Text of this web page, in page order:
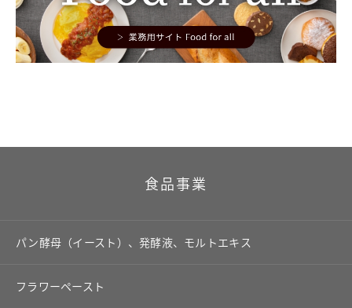
食品事業
パン酵母（イースト）、発酵液、モルトエキス
フラワーペースト